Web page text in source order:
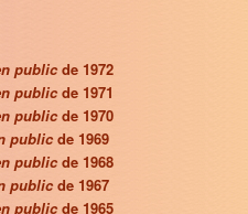
publicde 1972
public de 1971
publicde 1970
publicde 1969
public de 1968
publicde 1967
publicde 1965